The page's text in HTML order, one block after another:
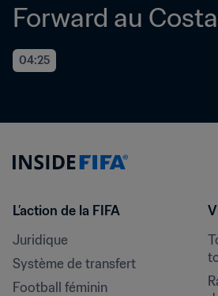
Forward au
04:25
L’action de la FIFA
Juridique
Système de transfert
Football féminin